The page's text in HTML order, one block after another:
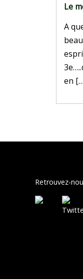
Le
A
en
Retrouvez-